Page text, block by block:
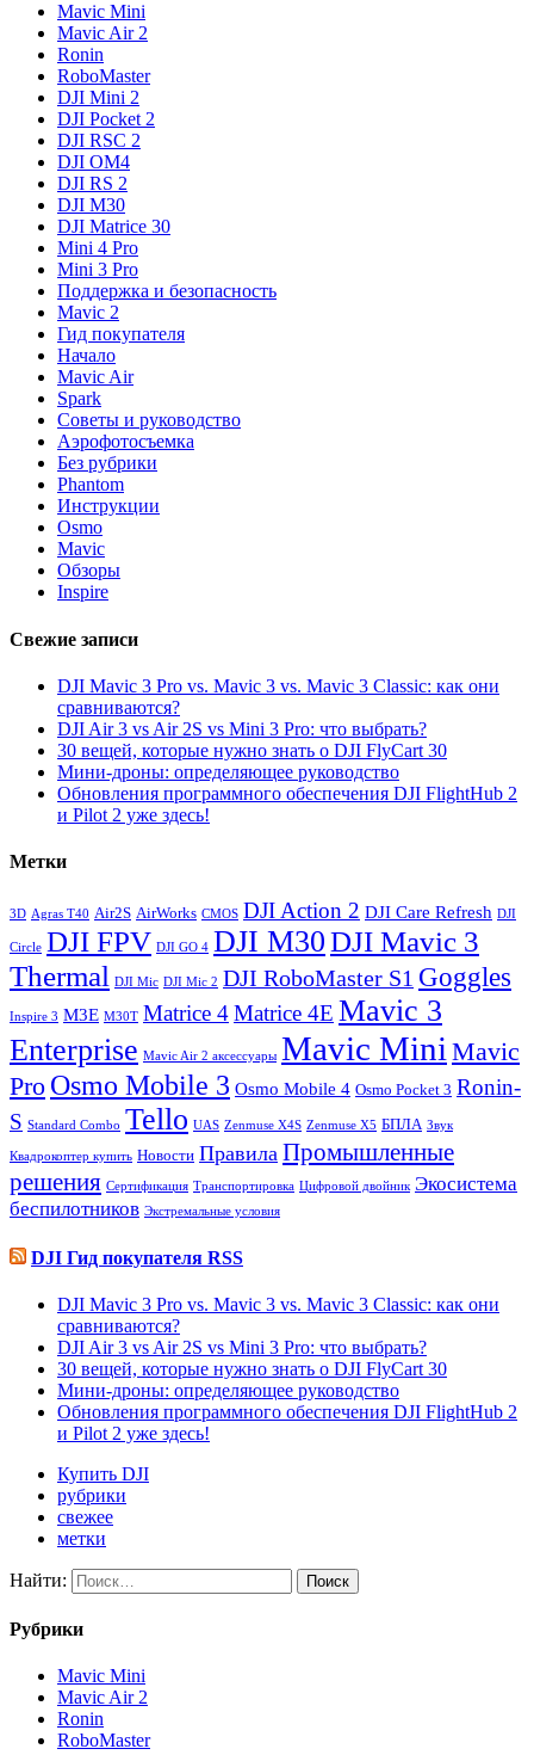
Mavic Mini
Mavic Air 2
Ronin
RoboMaster
DJI Mini 2
DJI Pocket 2
DJI RSC 2
DJI OM4
DJI RS 2
DJI M30
DJI Matrice 30
Mini 4 Pro
Mini 3 Pro
Поддержка и безопасность
Mavic 2
Гид покупателя
Начало
Mavic Air
Spark
Советы и руководство
Аэрофотосъемка
Без рубрики
Phantom
Инструкции
Osmo
Mavic
Обзоры
Inspire
Свежие записи
DJI Mavic 3 Pro vs. Mavic 3 vs. Mavic 3 Classic: как они
сравниваются?
DJI Air 3 vs Air 2S vs Mini 3 Pro: что выбрать?
30 вещей, которые нужно знать о DJI FlyCart 30
Мини-дроны: определяющее руководство
Обновления программного обеспечения DJI FlightHub 2
и Pilot 2 уже здесь!
Метки
3D Agras T40 Air2S AirWorks CMOS DJI Action 2 DJI Care Refresh DJI
Circle DJI FPV DJI GO 4 DJI M30DJI Mavic 3
Thermal DJI Mic DJI Mic 2 DJI RoboMaster S1 Goggles
Inspire 3 M3E M30T Matrice 4Matrice 4E Mavic 3
Enterprise Mavic Air 2 аксессуары Mavic Mini Mavic
Pro Osmo Mobile 3 Osmo Mobile 4 Osmo Pocket 3 Ronin-
S Standard Combo Tello UAS Zenmuse X4S Zenmuse X5 БПЛА Звук
Квадрокоптер купить Новости Правила Промышленные
решения Сертификация Транспортировка Цифровой двойник Экосистема
беспилотников Экстремальные условия
DJI Гид покупателя RSS
DJI Mavic 3 Pro vs. Mavic 3 vs. Mavic 3 Classic: как они
сравниваются?
DJI Air 3 vs Air 2S vs Mini 3 Pro: что выбрать?
30 вещей, которые нужно знать о DJI FlyCart 30
Мини-дроны: определяющее руководство
Обновления программного обеспечения DJI FlightHub 2
и Pilot 2 уже здесь!
Купить DJI
рубрики
свежее
метки
Найти:
Рубрики
Mavic Mini
Mavic Air 2
Ronin
RoboMaster